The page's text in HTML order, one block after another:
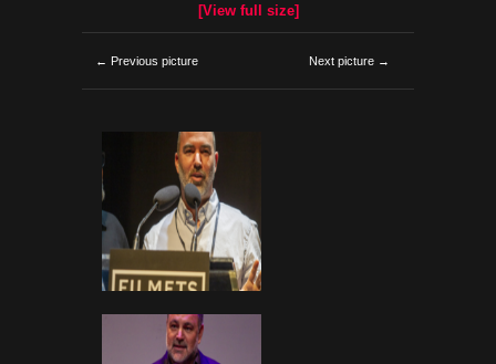
[View full size]
← Previous picture Next picture →